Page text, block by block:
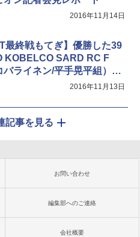
2016年11月14日
最終戦もてぎ】優勝した39
KOBELCO SARD RC F
バライネン/平手晃平組）が
ズタイトル獲得2016年11月13日
記事を見る
お問い合わせ
編集部へのご連絡
会社概要